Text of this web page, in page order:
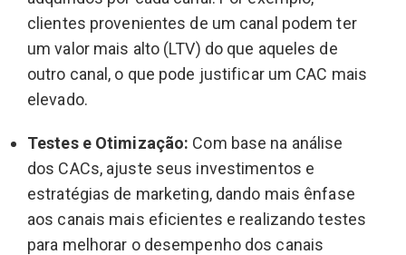
clientes provenientes de um canal podem ter
um valor mais alto (LTV) do que aqueles de
outro canal, o que pode justificar um CAC mais
elevado.
Testes e Otimização: Com base na análise
dos CACs, ajuste seus investimentos e
estratégias de marketing, dando mais ênfase
aos canais mais eficientes e realizando testes
para melhorar o desempenho dos canais